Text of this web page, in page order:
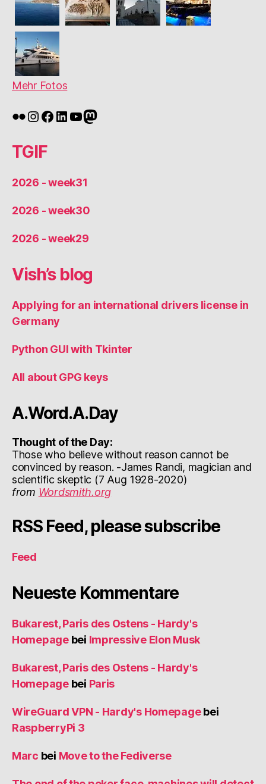
Mehr Fotos
Flickr
Instagram
Facebook
LinkedIn
YouTube
Mastodon
TGIF
2026 - week31
2026 - week30
2026 - week29
Vish’s blog
Applying for an international drivers license in
Germany
Python GUI with Tkinter
All about GPG keys
A.Word.A.Day
Thought of the Day:
Those who believe without reason cannot be
convinced by reason. -James Randi, magician and
scientific skeptic (7 Aug 1928-2020)
from Wordsmith.org
RSS Feed, please subscribe
Feed
Neueste Kommentare
Bukarest, Paris des Ostens - Hardy's
Homepagebei Impressive Elon Musk
Bukarest, Paris des Ostens - Hardy's
Homepagebei Paris
WireGuard VPN - Hardy's Homepagebei
RaspberryPi 3
Marc bei Move to the Fediverse